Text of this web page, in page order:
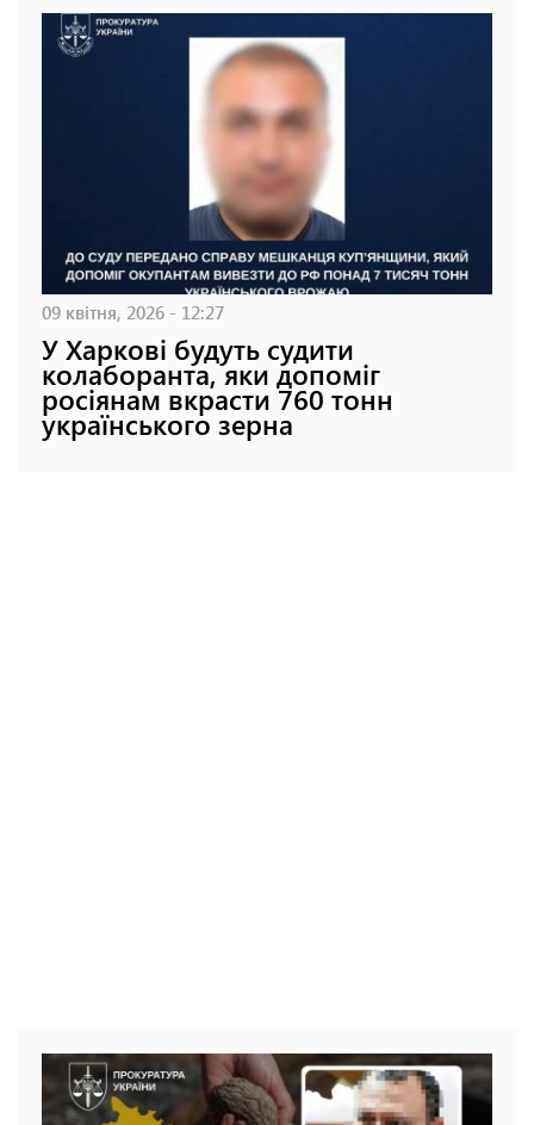
09 квітня, 2026 - 12:27
У Харкові будуть судити
колаборанта, яки допоміг
росіянам вкрасти 760 тонн
українського зерна